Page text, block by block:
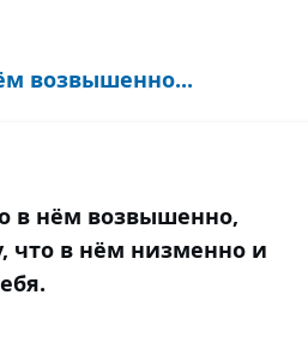
возвышенно...
в нём возвышенно,
что в нём низменно и